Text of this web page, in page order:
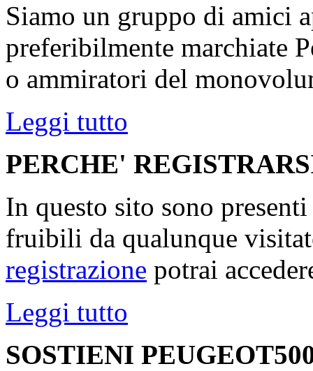
Siamo un gruppo di amici
preferibilmente marchiate
o ammiratori del
Leggi tutto
PERCHE'
In questo sito sono
fruibili da qualunque
registrazione potrai
Leggi tutto
SOSTIENI